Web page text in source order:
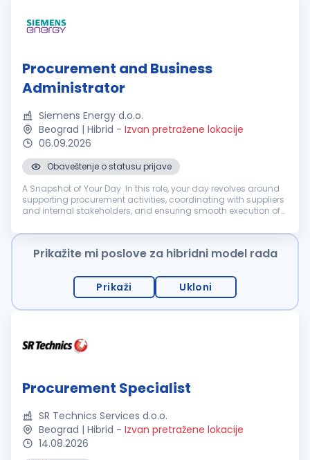
Procurement and Business
Administrator
Siemens Energy d.o.o.
Beograd | Hibrid - Izvan pretražene lokacije
06.09.2026
Obaveštenje o statusu prijave
A Snapshot of Your Day In this role, your day revolves around
supporting procurement activities, coordinating with suppliers
and internal stakeholders, and ensuring smooth execution of
proc...
Prikažite mi poslove za hibridni model rada
Prikaži Ukloni
Procurement Specialist
SR Technics Services d.o.o.
Beograd | Hibrid - Izvan pretražene lokacije
14.08.2026